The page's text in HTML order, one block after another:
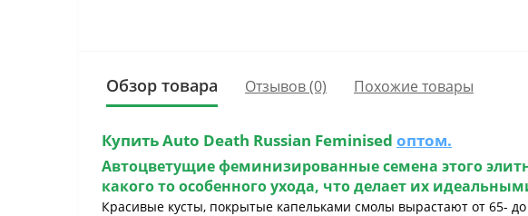
Обзор товара Отзывов (0) Похожие товары
КупитьAuto Death Russian Feminised оптом.
Автоцветущие феминизированные семена этого
какого то особенного ухода, что делает их
Красивые кусты, покрытые капельками смолы вырастают от 65-